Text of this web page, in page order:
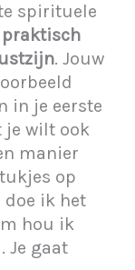
spirituele
praktisch
. Jouw
in je eerste
je wilt ook
manier
op
doe ik het
hou ik
Je gaat